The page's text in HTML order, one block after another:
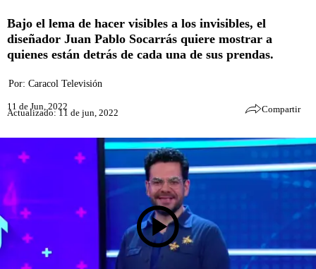
Bajo el lema de hacer visibles a los invisibles, el
diseñador Juan Pablo Socarrás quiere mostrar a
quienes están detrás de cada una de sus prendas.
Por: Caracol Televisión
11 de Jun, 2022
Actualizado: 11 de jun, 2022 Compartir